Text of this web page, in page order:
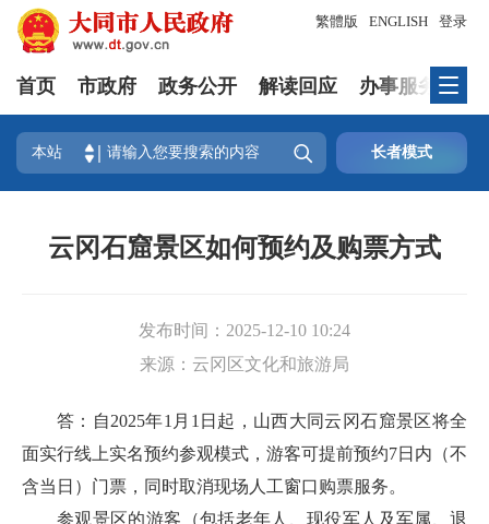
登录
繁體版 ENGLISH
首页 市政府 政务公开 解读回应 办事服务
本站  长者模式
云冈石窟景区如何预约及购票方式
发布时间： 2025-12-10 10:24
来源： 云冈区文化和旅游局
答：自2025年1月1日起，山西大同云冈石窟景区将全
面实行线上实名预约参观模式，游客可提前预约7日内（不
含当日）门票，同时取消现场人工窗口购票服务。
参观景区的游客（包括老年人、现役军人及军属、退